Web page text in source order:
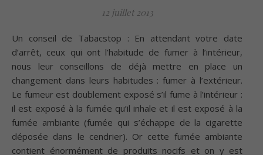
12 juillet 2013
Un conseil de Tabacstop : En attendant votre date
d’arrêt, ceux qui ont l’habitude de fumer à l’intérieur,
nous leur conseillons de déjà mettre en place un
changement dans leurs habitudes : fumer à l’extérieur.
Le fumeur est doublement exposé s’il fume à l’intérieur :
il est exposé à la fumée qu’il inhale et il est exposé à la
fumée ambiante (fumée qui s’échappe de la cigarette
déposée dans le cendrier). Or cette fumée ambiante
contient énormément de produits nocifs et on y est